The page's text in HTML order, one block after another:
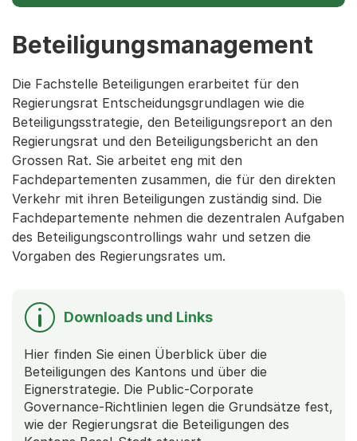
Beteiligungsmanagement
Die Fachstelle Beteiligungen erarbeitet für den
Regierungsrat Entscheidungsgrundlagen wie die
Beteiligungsstrategie, den Beteiligungsreport an den
Regierungsrat und den Beteiligungsbericht an den
Grossen Rat. Sie arbeitet eng mit den
Fachdepartementen zusammen, die für den direkten
Verkehr mit ihren Beteiligungen zuständig sind. Die
Fachdepartemente nehmen die dezentralen Aufgaben
des Beteiligungscontrollings wahr und setzen die
Vorgaben des Regierungsrates um.
Downloads und Links
Hier finden Sie einen Überblick über die
Beteiligungen des Kantons und über die
Eignerstrategie. Die Public-Corporate
Governance-Richtlinien legen die Grundsätze fest,
wie der Regierungsrat die Beteiligungen des